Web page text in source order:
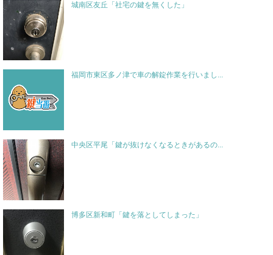
城南区友丘「社宅の鍵を無くした」
福岡市東区多ノ津で車の解錠作業を行いまし...
中央区平尾「鍵が抜けなくなるときがあるの...
博多区新和町「鍵を落としてしまった」